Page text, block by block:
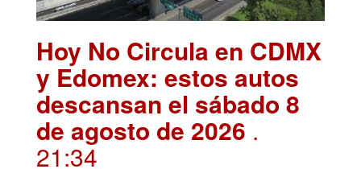
Hoy No Circula en CDMX
y Edomex: estos autos
descansan el sábado 8
de agosto de 2026 .
21:34